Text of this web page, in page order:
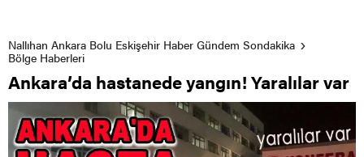
Nallıhan Ankara Bolu Eskişehir Haber Gündem Sondakika
Bölge Haberleri
Ankara’da hastanede yangın! Yaralılar var